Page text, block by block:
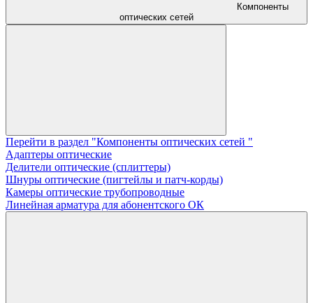
Компоненты
оптических сетей
Перейти в раздел "Компоненты оптических сетей "
Адаптеры оптические
Делители оптические (сплиттеры)
Шнуры оптические (пигтейлы и патч-корды)
Камеры оптические трубопроводные
Линейная арматура для абонентского ОК